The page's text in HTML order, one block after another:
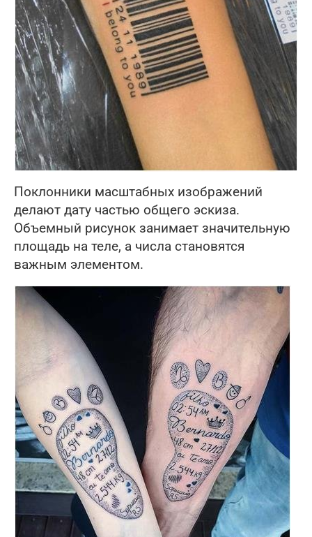
Поклонники масштабных изображений
делают дату частью общего эскиза.
Объемный рисунок занимает значительную
площадь на теле, а числа становятся
важным элементом.